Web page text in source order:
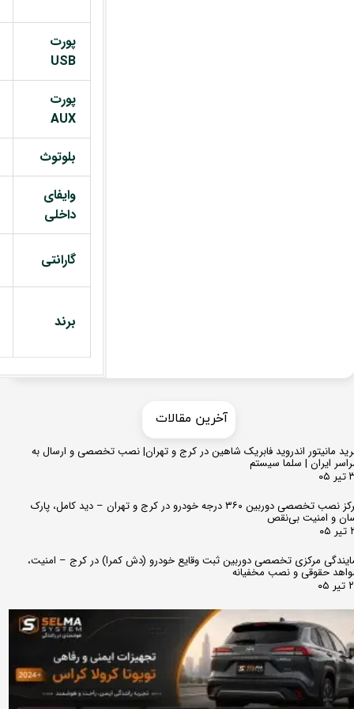
پورت
USB
پورت
AUX
بلوتوث
وایفای
داخلی
گارانتی
برند
مانیتور اندروید فابریک شاهین در کرج و تهران| نصب تخصصی و ارسال به
ایران | سلما سیستم
مرکز نصب تخصصی دوربین ۳۶۰ درجه خودرو در کرج و تهران – دید کامل، پارک
و امنیت بی‌نقص
مرکزی تخصصی دوربین ثبت وقایع خودرو (دش کمرا) در کرج – امنیت،
حقوقی و نصب مخفیانه
​​آخرین مقالات